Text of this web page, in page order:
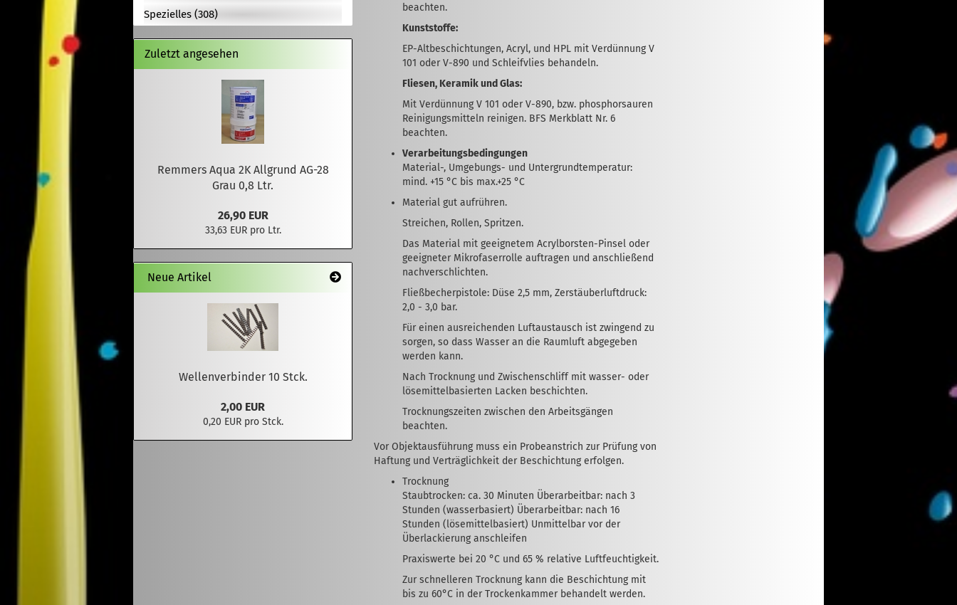
beachten.
Kunststoffe:
EP-Altbeschichtungen, Acryl, und HPL mit Verdünnung V
101 oder V-890 und Schleifvlies behandeln.
Fliesen, Keramik und Glas:
Mit Verdünnung V 101 oder V-890, bzw. phosphorsauren
Reinigungsmitteln reinigen. BFS Merkblatt Nr. 6
beachten.
Verarbeitungsbedingungen
Material-, Umgebungs- und Untergrundtemperatur:
mind. +15 °C bis max.+25 °C
Material gut aufrühren.
Streichen, Rollen, Spritzen.
Das Material mit geeignetem Acrylborsten-Pinsel oder
geeigneter Mikrofaserrolle auftragen und anschließend
nachverschlichten.
Fließbecherpistole: Düse 2,5 mm, Zerstäuberluftdruck:
2,0 - 3,0 bar.
Für einen ausreichenden Luftaustausch ist zwingend zu
sorgen, so dass Wasser an die Raumluft abgegeben
werden kann.
Nach Trocknung und Zwischenschliff mit wasser- oder
lösemittelbasierten Lacken beschichten.
Trocknungszeiten zwischen den Arbeitsgängen
beachten.
Vor Objektausführung muss ein Probeanstrich zur Prüfung von
Haftung und Verträglichkeit der Beschichtung erfolgen.
Trocknung
Staubtrocken: ca. 30 Minuten Überarbeitbar: nach 3
Stunden (wasserbasiert) Überarbeitbar: nach 16
Stunden (lösemittelbasiert) Unmittelbar vor der
Überlackierung anschleifen
Praxiswerte bei 20 °C und 65 % relative Luftfeuchtigkeit.
Zur schnelleren Trocknung kann die Beschichtung mit
bis zu 60°C in der Trockenkammer behandelt werden.
Spezielles (308)
Zuletzt angesehen
Remmers Aqua 2K Allgrund AG-28
Grau 0,8 Ltr.
26,90 EUR
33,63 EUR pro Ltr.
Neue Artikel
Wellenverbinder 10 Stck.
2,00 EUR
0,20 EUR pro Stck.